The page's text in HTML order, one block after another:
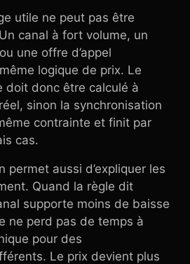
utile ne peut pas être
canal à fort volume, un
une offre d’appel
logique de prix. Le
doit donc être calculé à
sinon la synchronisation
contrainte et finit par
cas.
permet aussi d’expliquer les
Quand la règle dit
supporte moins de baisse
ne perd pas de temps à
pour des
Le prix devient plus